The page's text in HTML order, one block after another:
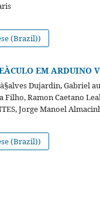
(Brazil))
EM ARDUINO
Dujardin, Gabriel
Filho, Ramon Caetano
Jorge Manoel
(Brazil))